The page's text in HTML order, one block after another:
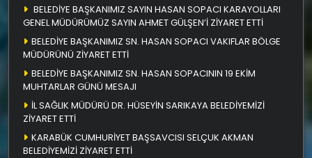
BELEDİYE BAŞKANIMIZ SAYIN HASAN SOPACI KARAYOLLARI
GENEL MÜDÜRÜMÜZ SAYIN AHMET GÜLŞEN’İ ZİYARET ETTİ
BELEDİYE BAŞKANIMIZ SN. HASAN SOPACI VAKIFLAR BÖLGE
MÜDÜRÜNÜ ZİYARET ETTİ
BELEDİYE BAŞKANIMIZ SN. HASAN SOPACININ 19 EKİM
MUHTARLAR GÜNÜ MESAJI
İL SAĞLIK MÜDÜRÜ DR. HÜSEYİN SARIKAYA BELEDİYEMİZİ
ZİYARET ETTİ
KARABÜK CUMHURİYET BAŞSAVCISI SELÇUK AKMAN
BELEDİYEMİZİ ZİYARET ETTİ